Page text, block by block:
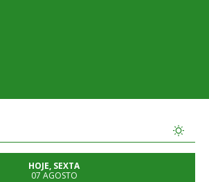
HOJE, SEXTA
07 AGOSTO